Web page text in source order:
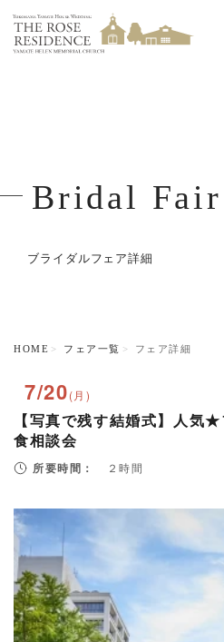
Bridal Fair
ブライダルフェア詳細
HOME フェア一覧 フェア詳細
7/20(月)
【写真で残す結婚式】人気
食相談会
所要時間： ２時間